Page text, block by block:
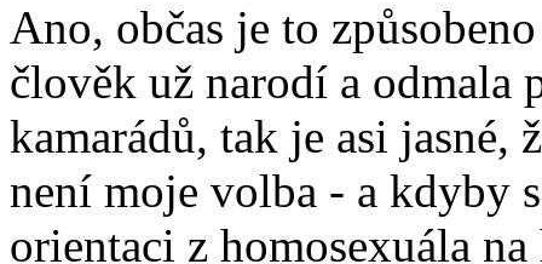
Ano, občas je to
člověk už narodí a odmala
kamarádů, tak je asi jasné,
není moje volba - a kdyby
orientaci z homosexuála